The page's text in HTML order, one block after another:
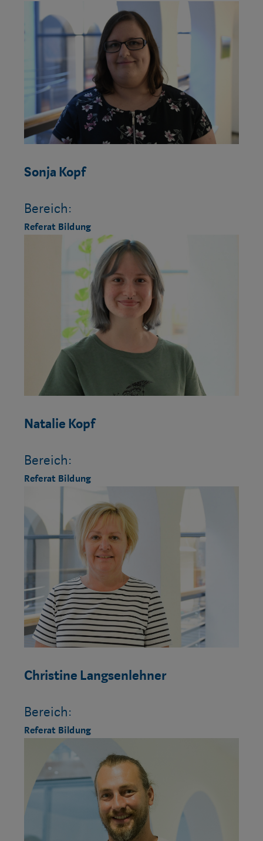
Sonja Kopf
Bereich:
Referat Bildung
Natalie Kopf
Bereich:
Referat Bildung
Christine Langsenlehner
Bereich:
Referat Bildung